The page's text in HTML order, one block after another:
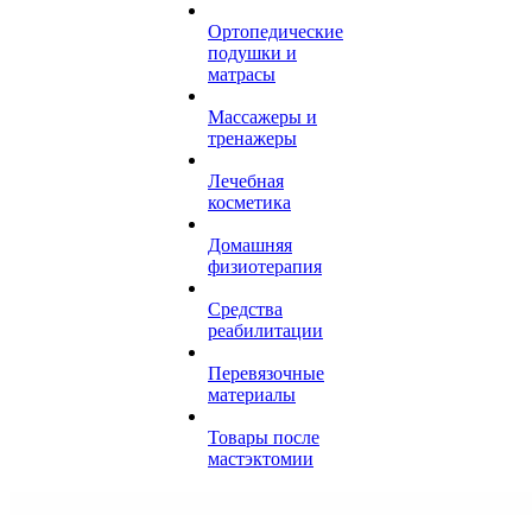
Ортопедические
подушки и
матрасы
Массажеры и
тренажеры
Лечебная
косметика
Домашняя
физиотерапия
Средства
реабилитации
Перевязочные
материалы
Товары после
мастэктомии